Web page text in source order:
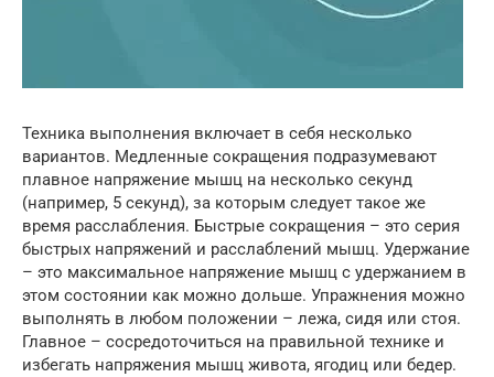
Техника выполнения включает в себя несколько
вариантов. Медленные сокращения подразумевают
плавное напряжение мышц на несколько секунд
(например, 5 секунд), за которым следует такое же
время расслабления. Быстрые сокращения – это серия
быстрых напряжений и расслаблений мышц. Удержание
– это максимальное напряжение мышц с удержанием в
этом состоянии как можно дольше. Упражнения можно
выполнять в любом положении – лежа, сидя или стоя.
Главное – сосредоточиться на правильной технике и
избегать напряжения мышц живота, ягодиц или бедер.